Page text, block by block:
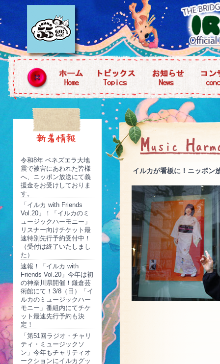
令和8年 ベネズエラ大地
震で被害にあわれた皆様
へ、ニッポン放送にて義
援金をお受けしておりま
す。
「イルカ with Friends
Vol.20」！「イルカのミ
ュージックハーモニー」
リスナー向けチケット最
速特別先行予約受付中！
（受付は終了いたしまし
た）
速報！「イルカ with
Friends Vol.20」今年は初
の神奈川県開催！鎌倉芸
術館にて！3/8（日）「イ
ルカのミュージックハー
モニー」番組内にてチケ
ット最速先行予約も決
定！
「第51回ラジオ・チャリ
ティ・ミュージックソ
ン」今年もチャリティオ
ークションにイルカグッ
イルカが看板に！ニッポン